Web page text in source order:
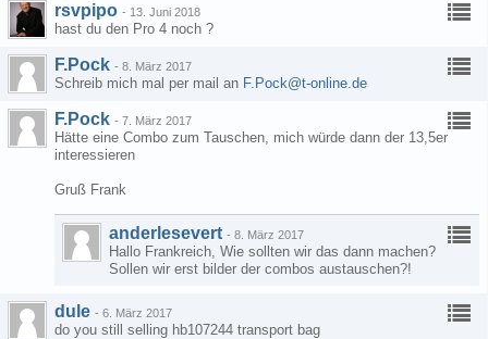
rsvpipo - 13. Juni 2018
hast du den Pro 4 noch ?
F.Pock - 8. März 2017
Schreib mich mal per mail an F.Pock@t-online.de
F.Pock - 7. März 2017
Hätte eine Combo zum Tauschen, mich würde dann der 13,5er
interessieren
Gruß Frank
anderlesevert - 8. März 2017
Hallo Frankreich, Wie sollten wir das dann machen?
Sollen wir erst bilder der combos austauschen?!
dule - 6. März 2017
do you still selling hb107244 transport bag